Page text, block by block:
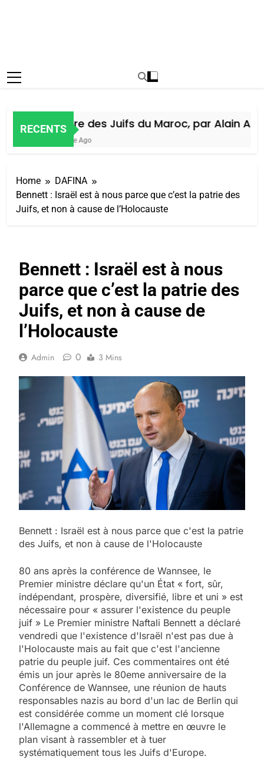
RECENTS
Histoire des Juifs du Maroc, par Alain Amiel
1 Semaine Ago
Home
DAFINA
Bennett : Israël est à nous parce que c’est la patrie des
Juifs, et non à cause de l’Holocauste
Bennett : Israël est à nous
parce que c’est la patrie des
Juifs, et non à cause de
l’Holocauste
Admin 0 3 Mins
Bennett : Israël est à nous parce que c'est la patrie
des Juifs, et non à cause de l'Holocauste
80 ans après la conférence de Wannsee, le
Premier ministre déclare qu'un État « fort, sûr,
indépendant, prospère, diversifié, libre et uni » est
nécessaire pour « assurer l'existence du peuple
juif » Le Premier ministre Naftali Bennett a déclaré
vendredi que l'existence d'Israël n'est pas due à
l'Holocauste mais au fait que c'est l'ancienne
patrie du peuple juif. Ces commentaires ont été
émis un jour après le 80eme anniversaire de la
Conférence de Wannsee, une réunion de hauts
responsables nazis au bord d'un lac de Berlin qui
est considérée comme un moment clé lorsque
l'Allemagne a commencé à mettre en œuvre le
plan visant à rassembler et à tuer
systématiquement tous les Juifs d'Europe.